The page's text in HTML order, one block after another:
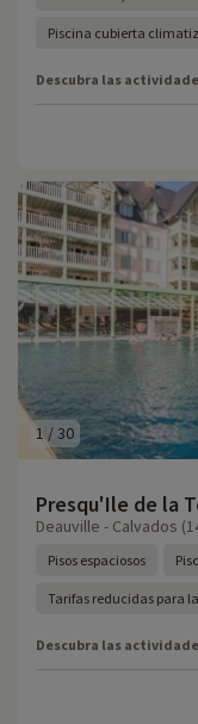
Piscina cubierta
Descubra las
1 /30
Presqu'Ile de la
Deauville - Calvados
Pisos espaciosos
Tarifas reducidas para
Descubra las